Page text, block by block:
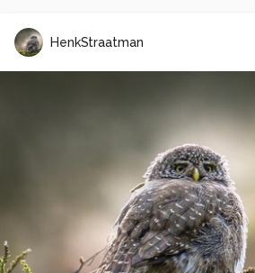
HenkStraatman